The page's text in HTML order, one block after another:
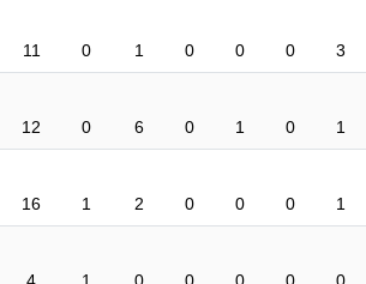
11 0 1 0 0 0 3
12 0 6 0 1 0 1
16 1 2 0 0 0 1
4 1 0 0 0 0 0